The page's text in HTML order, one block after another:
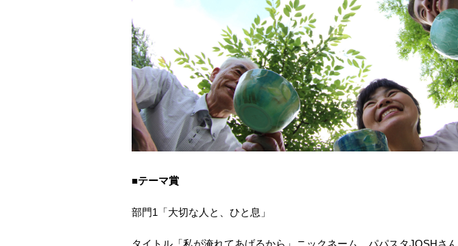
■テーマ賞
部門1「大切な人と、ひと息」